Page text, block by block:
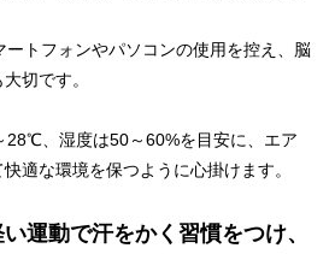
トフォンやパソコンの使用を控え、脳
切です。
28℃、湿度は50～60%を目安に、エア
適な環境を保つように心掛けます。
運動で汗をかく習慣をつけ、